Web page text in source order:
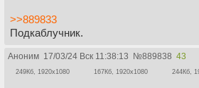
>>889833
Подкаблучник.
Аноним 17/03/24 Вск 11:38:13 №889838 43
249Кб, 1920x1080 167Кб, 1920x1080 244Кб,